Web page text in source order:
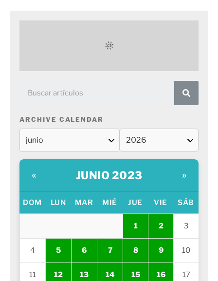
ARCHIVE CALENDAR
« JUNIO 2023 »
DOM LUN MAR MIÉ JUE VIE SÁB
1 2 3
4 5 6 7 8 9 10
11 12 13 14 15 16 17